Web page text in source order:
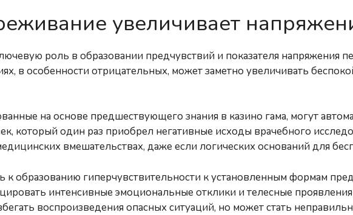
увеличивает
роль в образовании предчувствий и показателя напряжения
в особенности отрицательных, может заметно увеличивать
на основе предшествующего знания в казино гама, могут
который один раз приобрел негативные исходы врачебного
вмешательствах, даже если логических оснований для
к образованию гиперчувствительности к установленным формам
интенсивные эмоциональные отклики и телесные
воспроизведения опасных ситуаций, но может стать